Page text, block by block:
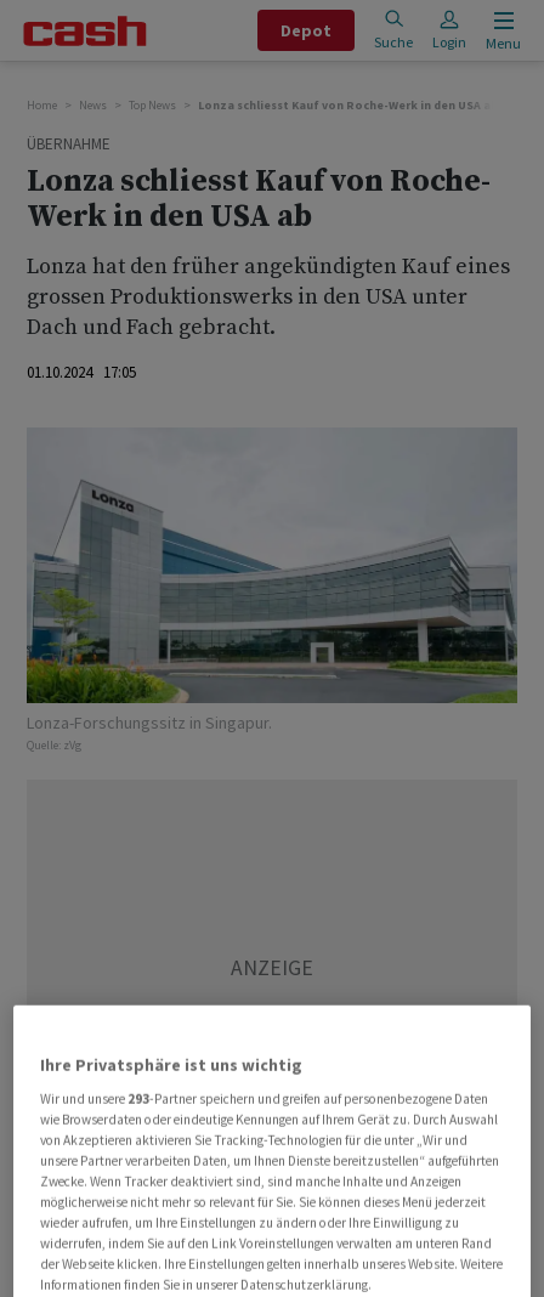
Depot
Suche Login Menu
Home News Top News Lonza schliesst Kauf von Roche-Werk in den USA ab
ÜBERNAHME
Lonza schliesst Kauf von Roche-
Werk in den USA ab
Lonza hat den früher angekündigten Kauf eines
grossen Produktionswerks in den USA unter
Dach und Fach gebracht.
01.10.2024 17:05
Lonza-Forschungssitz in Singapur.
Quelle: zVg
Die Übernahme der Anlage in Vacaville, Kalifornien, für
1,2 Milliarden US-Dollar vonRochewurde nun
abgeschlossen, wie der Pharmazulieferer am Dienstag
mitteilte.
Ihre Privatsphäre ist uns wichtig
Wir und unsere 293-Partner speichern und greifen auf personenbezogene Daten
wie Browserdaten oder eindeutige Kennungen auf Ihrem Gerät zu. Durch Auswahl
von Akzeptieren aktivieren Sie Tracking-Technologien für die unter „Wir und
unsere Partner verarbeiten Daten, um Ihnen Dienste bereitzustellen“ aufgeführten
Zwecke. Wenn Tracker deaktiviert sind, sind manche Inhalte und Anzeigen
möglicherweise nicht mehr so relevant für Sie. Sie können dieses Menü jederzeit
wieder aufrufen, um Ihre Einstellungen zu ändern oder Ihre Einwilligung zu
widerrufen, indem Sie auf den Link Voreinstellungen verwalten am unteren Rand
der Webseite klicken. Ihre Einstellungen gelten innerhalb unseres Website. Weitere
Informationen finden Sie in unserer Datenschutzerklärung.